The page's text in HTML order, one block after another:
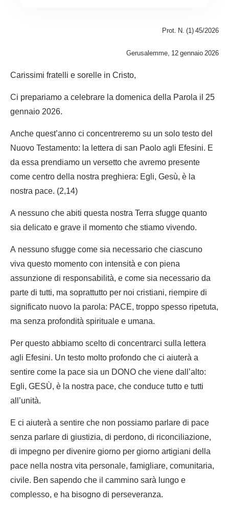
Prot. N. (1) 45/2026
Gerusalemme, 12 gennaio 2026
Carissimi fratelli e sorelle in Cristo,
Ci prepariamo a celebrare la domenica della Parola il 25
gennaio 2026.
Anche quest’anno ci concentreremo su un solo testo del
Nuovo Testamento: la lettera di san Paolo agli Efesini. E
da essa prendiamo un versetto che avremo presente
come centro della nostra preghiera: Egli, Gesù, è la
nostra pace. (2,14)
A nessuno che abiti questa nostra Terra sfugge quanto
sia delicato e grave il momento che stiamo vivendo.
A nessuno sfugge come sia necessario che ciascuno
viva questo momento con intensità e con piena
assunzione di responsabilità, e come sia necessario da
parte di tutti, ma soprattutto per noi cristiani, riempire di
significato nuovo la parola: PACE, troppo spesso ripetuta,
ma senza profondità spirituale e umana.
Per questo abbiamo scelto di concentrarci sulla lettera
agli Efesini. Un testo molto profondo che ci aiuterà a
sentire come la pace sia un DONO che viene dall’alto:
Egli, GESÙ, è la nostra pace, che conduce tutto e tutti
all’unità.
E ci aiuterà a sentire che non possiamo parlare di pace
senza parlare di giustizia, di perdono, di riconciliazione,
di impegno per divenire giorno per giorno artigiani della
pace nella nostra vita personale, famigliare, comunitaria,
civile. Ben sapendo che il cammino sarà lungo e
complesso, e ha bisogno di perseveranza.